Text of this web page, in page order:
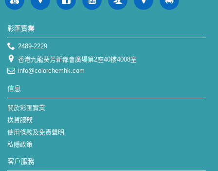
彩匯實業
2489-2229
香港九龍葵芳新都會廣場第2座40樓4008室
info@colorchemhk.com
信息
關於彩匯實業
送貨服務
使用條款及免責聲明
私隱政策
客戶服務